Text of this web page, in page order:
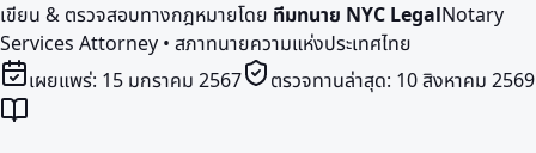
เขียน & ตรวจสอบทางกฎหมายโดย ทีมทนาย NYC LegalNotary
Services Attorney • สภาทนายความแห่งประเทศไทย
เผยแพร่: 15 มกราคม 2567 ตรวจทานล่าสุด: 10 สิงหาคม 2569